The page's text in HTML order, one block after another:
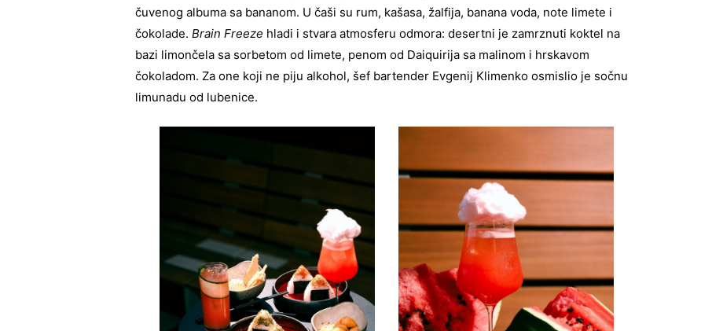
čuvenog albuma sa bananom. U čaši su rum, kašasa, žalfija, banana voda, note limete i
čokolade.Brain Freeze hladi i stvara atmosferu odmora: desertni je zamrznuti koktel na
bazi limončela sa sorbetom od limete, penom od Daiquirija sa malinom i hrskavom
čokoladom. Za one koji ne piju alkohol, šef bartender Evgenij Klimenko osmislio je sočnu
limunadu od lubenice.